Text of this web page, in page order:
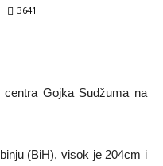
3641
centra Gojka Sudžuma na
(BiH), visok je 204cm i